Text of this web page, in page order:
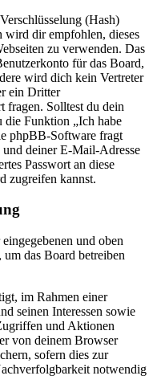
(Hash)
wird dir empfohlen, dieses
zu verwenden. Das
für das Board,
wird dich kein Vertreter
ein Dritter
fragen. Solltest du dein
die Funktion „Ich habe
phpBB-Software fragt
deiner E-Mail-Adresse
Passwort an diese
zugreifen kannst.
und oben
das Board betreiben
im Rahmen einer
seinen Interessen sowie
und Aktionen
von deinem Browser
sofern dies zur
notwendig